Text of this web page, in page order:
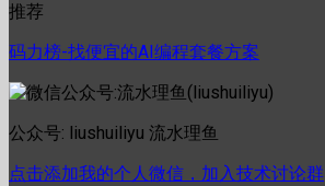
推荐
码力榜-找便宜的AI编程套餐方案
公众号: liushuiliyu 流水理鱼
点击添加我的个人微信，加入技术讨论群